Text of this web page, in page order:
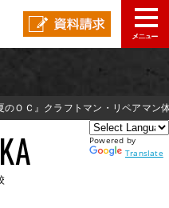
のＯＣ』クラフトマン・リペアマン
Powered by
Translate